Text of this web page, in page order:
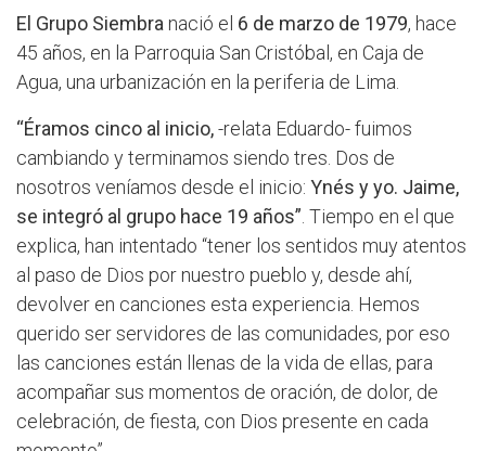
El Grupo Siembra nació el 6 de marzo de 1979, hace
45 años, en la Parroquia San Cristóbal, en Caja de
Agua, una urbanización en la periferia de Lima.
“Éramos cinco al inicio,-relata Eduardo- fuimos
cambiando y terminamos siendo tres. Dos de
nosotros veníamos desde el inicio: Ynés y yo. Jaime,
se integró al grupo hace 19 años” . Tiempo en el que
explica, han intentado “tener los sentidos muy atentos
al paso de Dios por nuestro pueblo y, desde ahí,
devolver en canciones esta experiencia. Hemos
querido ser servidores de las comunidades, por eso
las canciones están llenas de la vida de ellas, para
acompañar sus momentos de oración, de dolor, de
celebración, de fiesta, con Dios presente en cada